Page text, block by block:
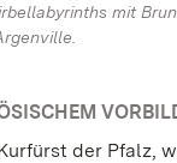
mit
der Pfalz,